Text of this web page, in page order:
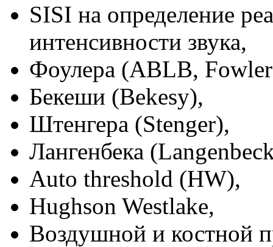
SISI на определение
интенсивности звука,
Фоулера (ABLB,
Бекеши (Bekesy),
Штенгера (Stenger),
Лангенбека
Auto threshold (HW),
Hughson Westlake,
Воздушной и костной